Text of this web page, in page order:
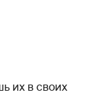
их в своих